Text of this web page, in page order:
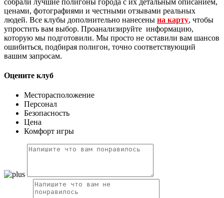
ценами, фотографиями и честными отзывами реальных
людей. Все клубы дополнительно нанесены на карту, чтобы
упростить вам выбор. Проанализируйте информацию,
которую мы подготовили. Мы просто не оставили вам шансов
ошибиться, подбирая полигон, точно соответствующий
вашим запросам.
Оцените клуб
Месторасположение
Персонал
Безопасность
Цена
Комфорт игры